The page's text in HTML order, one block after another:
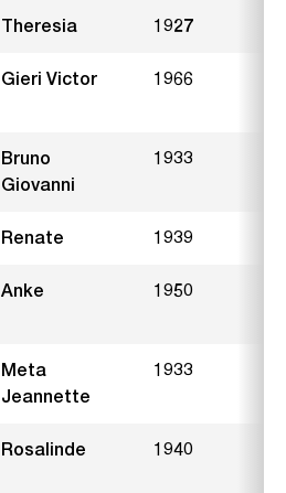
Theresia 1927
Gieri Victor 1966
Bruno
Giovanni
1933
Renate 1939
Anke 1950
Meta
Jeannette
1933
Rosalinde 1940